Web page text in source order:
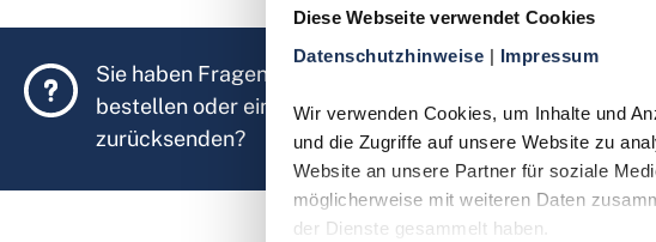
Diese Webseite verwendet Cookies
Datenschutzhinweise | Impressum
Wir verwenden Cookies, um Inhalte und
und die Zugriffe auf unsere Website zu
Website an unsere Partner für soziale
möglicherweise mit weiteren Daten
der Dienste gesammelt haben.
Sie haben Fragen, möchten Münzen
bestellen oder eine Bestellung
zurücksenden?